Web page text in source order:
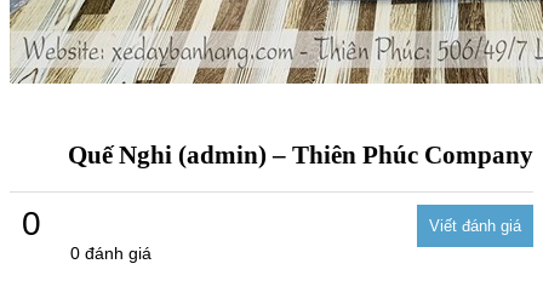
Quế Nghi (admin) – Thiên Phúc Company
0
0 đánh giá